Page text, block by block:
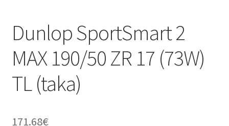
Dunlop SportSmart 2
MAX 190/50 ZR 17 (73W)
TL (taka)
171.68€